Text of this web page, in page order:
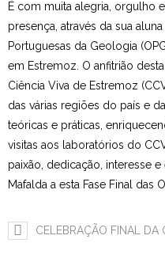
Utilidades
Estudar no CRSI
Contactos
É com muita alegria, orgulho
presença, através da sua
Portuguesas da Geologia
em Estremoz. O anfitrião
Ciência Viva de Estremoz
das várias regiões do país e
teóricas e práticas,
visitas aos laboratórios do
paixão, dedicação, interesse
Mafalda a esta Fase Final das
CELEBRAÇÃO FINAL DA